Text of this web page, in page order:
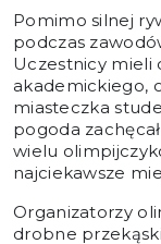
Pomimo silnej
podczas
Uczestnicy mieli
akademickiego,
miasteczka
pogoda
wielu
najciekawsze
Organizatorzy
drobne